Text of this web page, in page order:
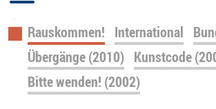
Navigation
überspringen
Rauskommen! International
Übergänge (2010) Kunstcode
Bitte wenden! (2002)